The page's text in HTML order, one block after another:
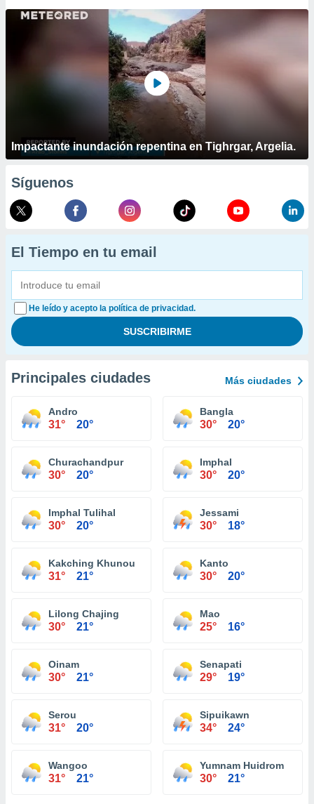
Impactante inundación repentina en Tighrgar, Argelia.
Síguenos
El Tiempo en tu email
He leído y acepto la política de privacidad.
Principales ciudades Más ciudades
Andro
31° 20°
Bangla
30° 20°
Churachandpur
30° 20°
Imphal
30° 20°
Imphal Tulihal
30° 20°
Jessami
30° 18°
Kakching Khunou
31° 21°
Kanto
30° 20°
Lilong Chajing
30° 21°
Mao
25° 16°
Oinam
30° 21°
Senapati
29° 19°
Serou
31° 20°
Sipuikawn
34° 24°
Wangoo
31° 21°
Yumnam Huidrom
30° 21°